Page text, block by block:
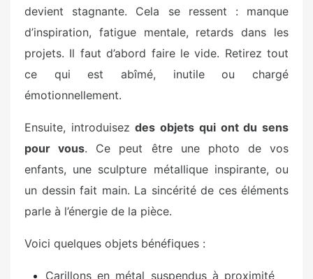
devient stagnante. Cela se ressent : manque
d’inspiration, fatigue mentale, retards dans les
projets. Il faut d’abord faire le vide. Retirez tout
ce qui est abîmé, inutile ou chargé
émotionnellement.
Ensuite, introduisezdes objets qui ont du sens
pour vous. Ce peut être une photo de vos
enfants, une sculpture métallique inspirante, ou
un dessin fait main. La sincérité de ces éléments
parle à l’énergie de la pièce.
Voici quelques objets bénéfiques :
Carillons en métal suspendus à proximité